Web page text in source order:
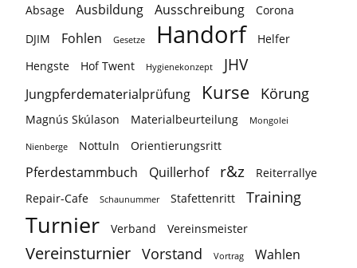
Absage Ausbildung Ausschreibung
Corona
DJIM
Fohlen Gesetze Handorf
Helfer
Hengste
Hof Twent Hygienekonzept JHV
Jungpferdematerialprüfung Kurse Körung
Magnús Skúlason Materialbeurteilung Mongolei
Nienberge Nottuln Orientierungsritt
Pferdestammbuch Quillerhof r&z
Reiterrallye
Repair-Cafe
Schaunummer Stafettenritt Training
Turnier Verband Vereinsmeister
Vereinsturnier Vorstand Vortrag Wahlen